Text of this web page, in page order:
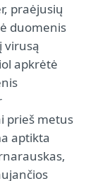
praėjusių
duomenis
virusą
apkrėtė
prieš metus
aptikta